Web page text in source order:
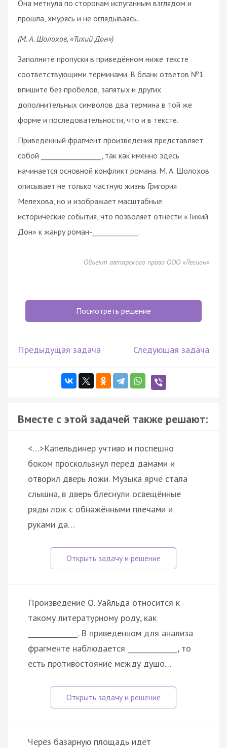
Она метнула по сторонам испуганным взглядом и
прошла, хмурясь и не оглядываясь.
(М. А. Шолохов, «Тихий Дон»)
Заполните пропуски в приведённом ниже тексте
соответствующими терминами. В бланк ответов №1
впишите без пробелов, запятых и других
дополнительных символов два термина в той же
форме и последовательности, что и в тексте.
Приведённый фрагмент произведения представляет
собой _________________, так как именно здесь
начинается основной конфликт романа. М. А. Шолохов
описывает не только частную жизнь Григория
Мелехова, но и изображает масштабные
исторические события, что позволяет отнести «Тихий
Дон» к жанру роман-_____________.
Объект авторского права ООО «Легион»
Посмотреть решение
Предыдущая задача Следующая задача
Вместе с этой задачей также решают:
<…>Капельдинер учтиво и поспешно
боком проскользнул перед дамами и
отворил дверь ложи. Музыка ярче стала
слышна, в дверь блеснули освещённые
ряды лож с обнажёнными плечами и
руками да…
Произведение О. Уайльда относится к
такому литературному роду, как
______________. В приведенном для анализа
фрагменте наблюдается ______________, то
есть противостояние между душо…
Через базарную площадь идет